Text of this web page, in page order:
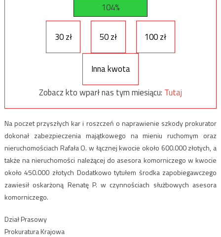
104%
30 zł 50 zł 100 zł
Inna kwota
Zobacz kto wparł nas tym miesiącu: Tutaj
Na poczet przyszłych kar i roszczeń o naprawienie szkody prokurator
dokonał zabezpieczenia majątkowego na mieniu ruchomym oraz
nieruchomościach Rafała O. w łącznej kwocie około 600.000 złotych, a
także na nieruchomości należącej do asesora komorniczego w kwocie
około 450.000 złotych Dodatkowo tytułem środka zapobiegawczego
zawiesił oskarżoną Renatę P. w czynnościach służbowych asesora
komorniczego.
Dział Prasowy
Prokuratura Krajowa